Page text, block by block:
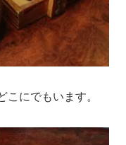
こにでもいます。